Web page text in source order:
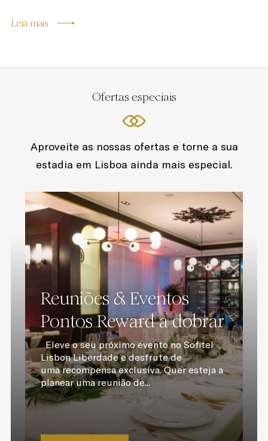
Leia mais
Ofertas especiais
Aproveite as nossas ofertas e torne a sua
estadia em Lisboa ainda mais especial.
Reuniões & Eventos
Pontos Reward a dobrar
Eleve o seu próximo evento no Sofitel
Lisbon Liberdade e desfrute de
uma recompensa exclusiva. Quer esteja a
planear uma reunião de...